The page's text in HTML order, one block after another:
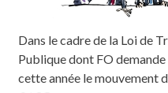
Dans le cadre de la Loi de
Publique dont FO
cette année le mouvement